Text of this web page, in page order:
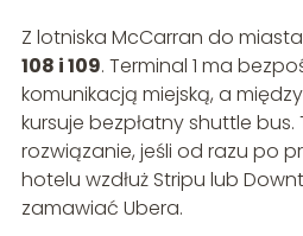
Z lotniska McCarran do
108 i 109. Terminal 1 ma
komunikacją miejską, a między
kursuje bezpłatny shuttle
rozwiązanie, jeśli od razu po
hotelu wzdłuż Stripu lub
zamawiać Ubera.